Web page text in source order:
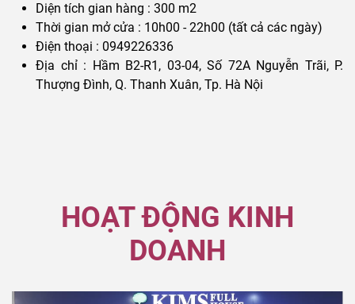
Diện tích gian hàng : 300 m2
Thời gian mở cửa : 10h00 - 22h00 (tất cả các ngày)
Điện thoại : 0949226336
Địa chỉ : Hầm B2-R1, 03-04, Số 72A Nguyễn Trãi, P.
Thượng Đình, Q. Thanh Xuân, Tp. Hà Nội
HOẠT ĐỘNG KINH
DOANH